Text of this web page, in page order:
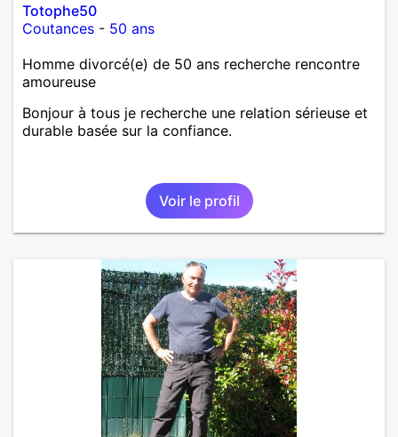
Totophe50
Coutances - 50 ans
Homme divorcé(e) de 50 ans recherche rencontre
amoureuse
Bonjour à tous je recherche une relation sérieuse et
durable basée sur la confiance.
Voir le profil